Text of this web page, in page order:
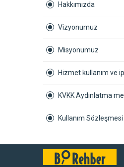
Hakkımızda
Vizyonumuz
Misyonumuz
Hizmet kullanım ve
KVKK Aydınlatma
Kullanım Sözleşmesi